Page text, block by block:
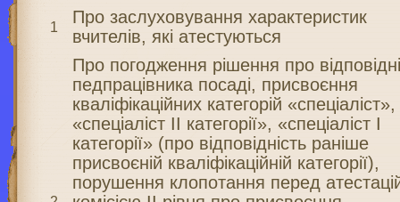
1
Про заслуховування характеристик
вчителів, які атестуються
Про погодження рішення про
педпрацівника посаді, присвоєння
кваліфікаційних категорій «спеціаліст»,
«спеціаліст ІІ категорії», «спеціаліст І
категорії» (про відповідність раніше
присвоєній кваліфікаційній категорії),
порушення клопотання перед